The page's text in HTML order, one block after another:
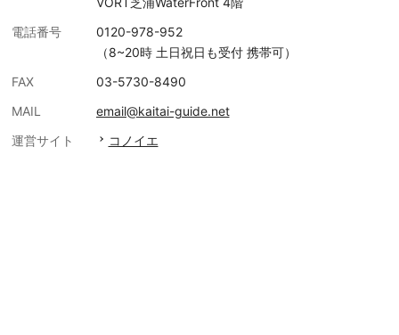
電話番号
0120-978-952
（8~20時 土日祝日も受付 携帯可）
FAX
03-5730-8490
MAIL
email@kaitai-guide.net
運営サイト
コノイエ